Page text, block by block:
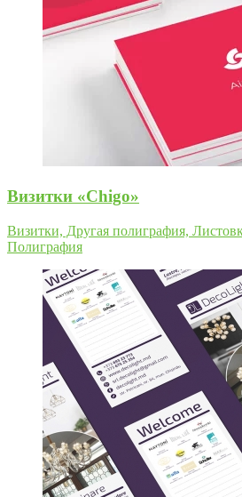
Визитки «Chigo»
Визитки, Другая полиграфия,
Полиграфия